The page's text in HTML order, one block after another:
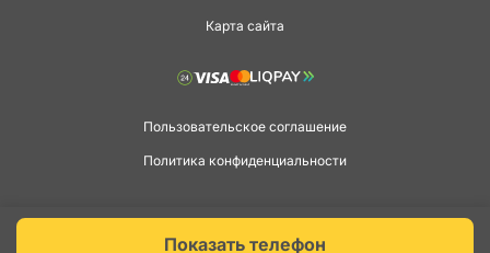
Показать телефон
Карта сайта
Пользовательское соглашение
Политика конфиденциальности